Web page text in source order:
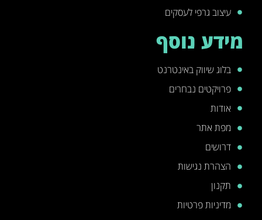
עיצוב גרפי לעסקים
מידע נוסף
בלוג שיווק באינטרנט
פרויקטים נבחרים
אודות
מפת אתר
דרושים
הצהרת נגישות
תקנון
מדיניות פרטיות